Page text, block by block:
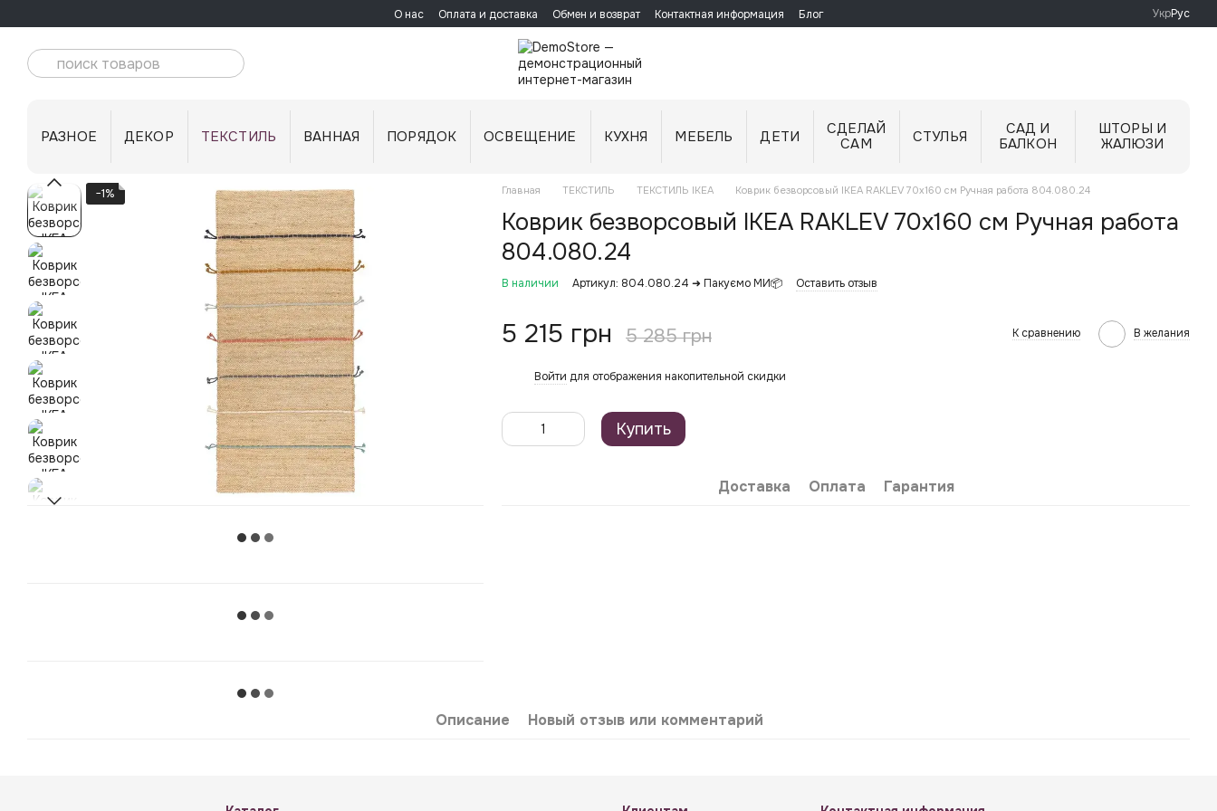
О нас Оплата и доставка Обмен и возврат Контактная информация Блог УкрРус
РАЗНОЕ ДЕКОР ТЕКСТИЛЬ ВАННАЯ ПОРЯДОК ОСВЕЩЕНИЕ КУХНЯ МЕБЕЛЬ ДЕТИ
СДЕЛАЙ
САМ
СТУЛЬЯ
САД И
БАЛКОН
ШТОРЫ И
ЖАЛЮЗИ
−1% Главная ТЕКСТИЛЬ ТЕКСТИЛЬ IKEA Коврик безворсовый IKEA RAKLEV 70x160 см Ручная работа 804.080.24
Коврик безворсовый IKEA RAKLEV 70x160 см Ручная работа
804.080.24
В наличии Артикул: 804.080.24 ➜ Пакуємо МИ📦 Оставить отзыв
5 215 грн 5 285 грн К сравнению В желания
Войти для отображения накопительной скидки
Купить
Доставка Оплата Гарантия
Описание Новый отзыв или комментарий